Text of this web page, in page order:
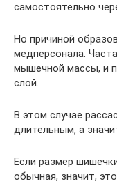
самостоятельно
Но причиной
медперсонала.
мышечной массы, и
слой.
В этом случае
длительным, а
Если размер
обычная, значит,